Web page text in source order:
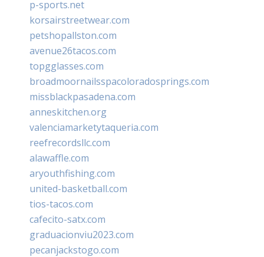
p-sports.net
korsairstreetwear.com
petshopallston.com
avenue26tacos.com
topgglasses.com
broadmoornailsspacoloradosprings.com
missblackpasadena.com
anneskitchen.org
valenciamarketytaqueria.com
reefrecordsllc.com
alawaffle.com
aryouthfishing.com
united-basketball.com
tios-tacos.com
cafecito-satx.com
graduacionviu2023.com
pecanjackstogo.com